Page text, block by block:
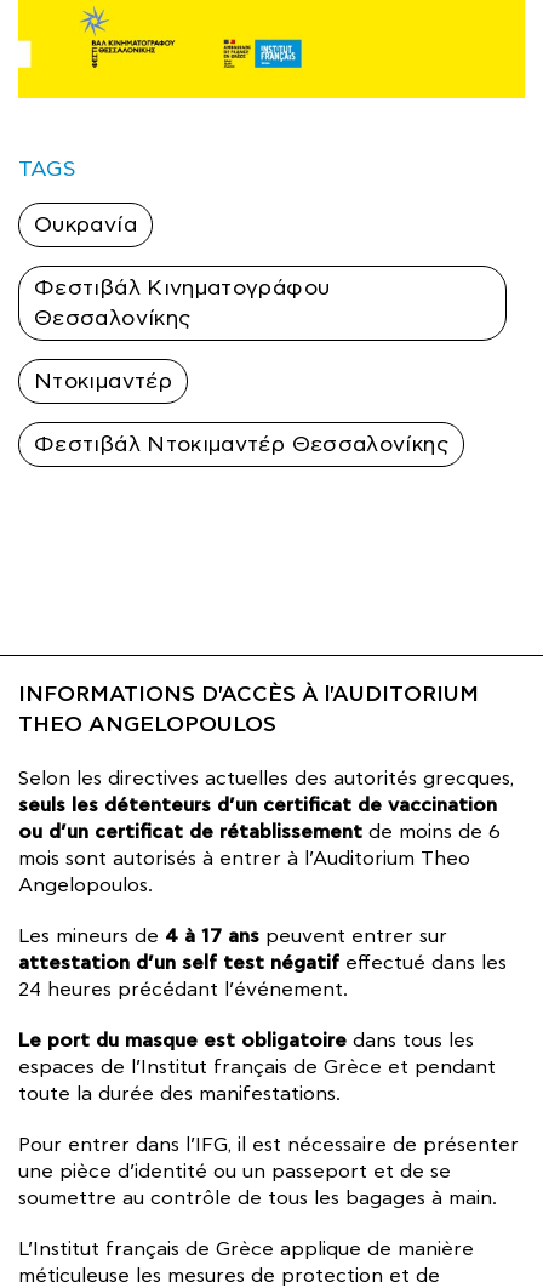
TAGS
Ουκρανία
Φεστιβάλ Κινηματογράφου
Θεσσαλονίκης
Ντοκιμαντέρ
Φεστιβάλ Ντοκιμαντέρ Θεσσαλονίκης
INFORMATIONS D'ACCÈS À l'AUDITORIUM
THEO ANGELOPOULOS
Selon les directives actuelles des autorités grecques,
seuls les détenteurs d’un certificat de vaccination
ou d’un certificat de rétablissement de moins de 6
mois sont autorisés à entrer à l’Auditorium Theo
Angelopoulos.
Les mineurs de 4 à 17 ans peuvent entrer sur
attestation d’un self test négatif effectué dans les
24 heures précédant l’événement.
Le port du masque est obligatoire dans tous les
espaces de l’Institut français de Grèce et pendant
toute la durée des manifestations.
Pour entrer dans l’IFG, il est nécessaire de présenter
une pièce d’identité ou un passeport et de se
soumettre au contrôle de tous les bagages à main.
L’Institut français de Grèce applique de manière
méticuleuse les mesures de protection et de